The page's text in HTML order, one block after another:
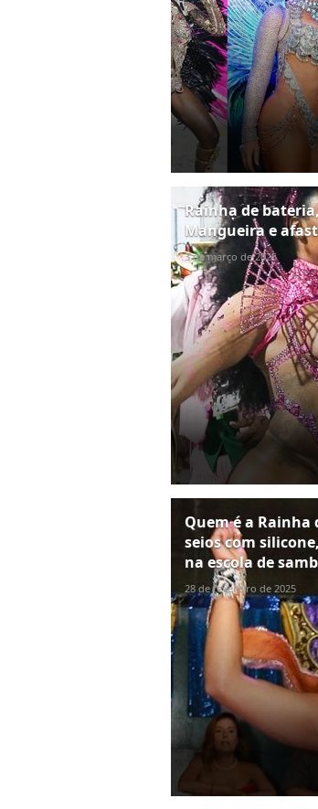
Rainha de
Mangueira e
3 de março de 2025
Quem é a
seios com
na escola de
28 de fevereiro de 2025